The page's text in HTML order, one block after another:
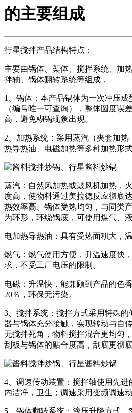
的主要组成
行星搅拌产品结构特点：
主要由锅体、架体、搅拌系统、加
拌轴、锅体翻转系统等组成，
1、锅体：本产品锅体为一次冲压
（编号唯一可查询），整体圆度误
高，避免糊锅现象出现。
2、加热系统：采用蒸汽（夹套加
热导热油、电磁加热等多种加热形
蒸汽：自然风加热或鼓风机加热，
度高，使物料通过美拉德反应彻底
热效率高、锅体受热均匀，与同类
为环形，环绕锅底，可使用煤气、
电加热导热油：具有受热面积大，
燃气：燃气使用方便，升温速度快
求，不受工厂电压的限制。
电磁：升温快，能兼顾到产品的色
20％，环保无污染。
3、搅拌系统：搅拌方式采用特殊
器与锅体充分接触，实现转动与自
无搅拌死角，物料搅拌混合更均匀
刮板与锅体的贴合度高，刮底更彻
4、调速传动装置：搅拌轴使用先
内洁净，卫生；调速采用变频调速
5、锅体翻转系统：液压升降方式